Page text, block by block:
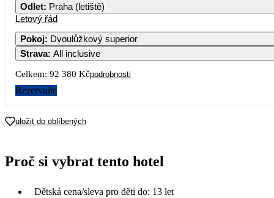
Odlet: Praha (letiště)
Letový řád
Pokoj: Dvoulůžkový superior
Strava: All inclusive
Celkem: 92 380 Kčpodrobnosti
Rezervujte
uložit do oblíbených
Proč si vybrat tento hotel
Dětská cena/sleva pro děti do: 13 let